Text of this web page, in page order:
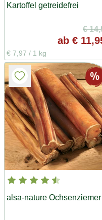
Kartoffel getreidefrei
€
ab €
€ 7,97 / 1 kg
alsa-nature Ochsenziemer